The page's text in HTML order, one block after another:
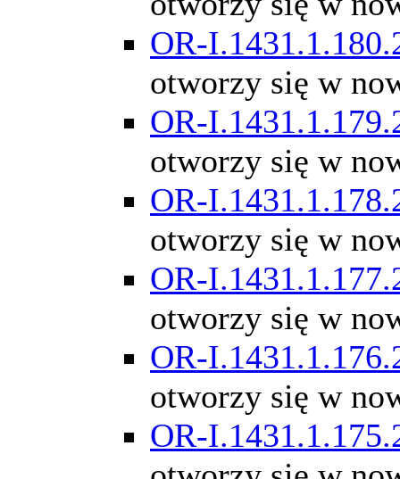
OR-
otworzy się w
OR-
otworzy się w
OR-
otworzy się w
OR-
otworzy się w
OR-
otworzy się w
OR-